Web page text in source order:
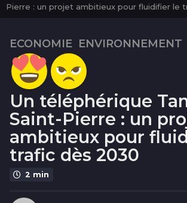
Pierre : un projet ambitieux pour fluidifier le
1
a
n
a
n
ECONOMIE ,ENVIRONNEMENT
Un téléphérique
Saint-Pierre : un
ambitieux pour
trafic dès 2030
2 min